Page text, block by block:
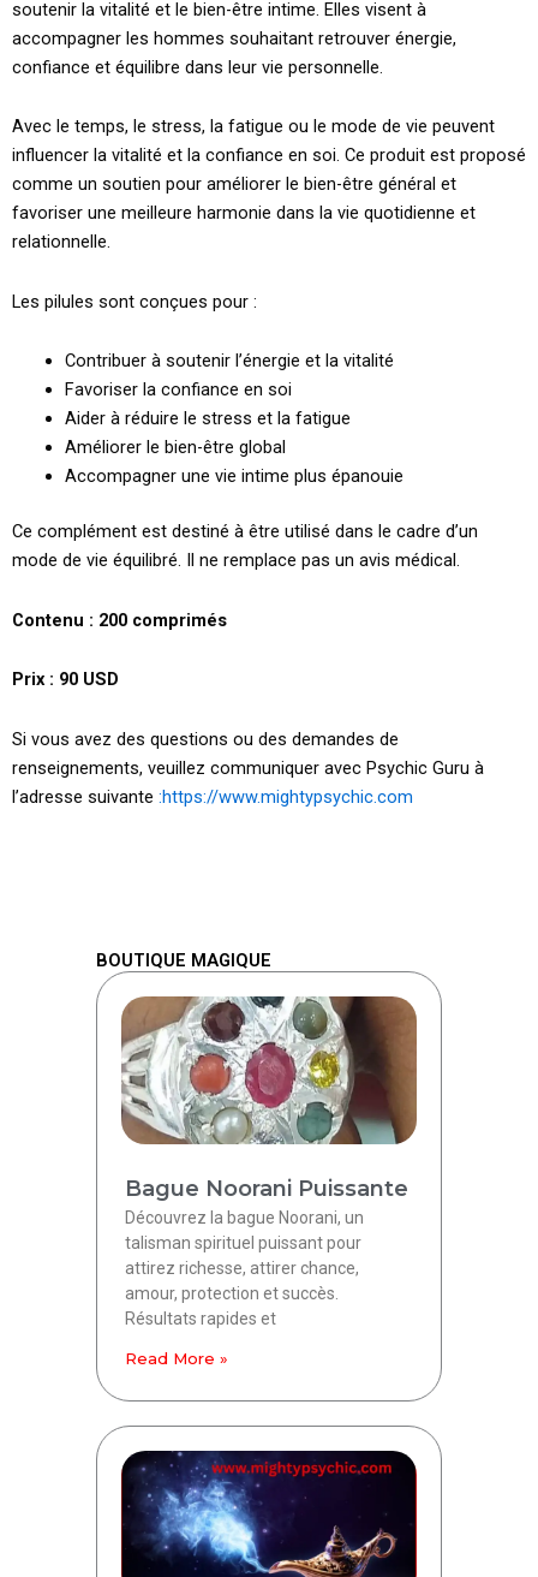
soutenir la vitalité et le bien-être intime. Elles visent à
accompagner les hommes souhaitant retrouver énergie,
confiance et équilibre dans leur vie personnelle.
Avec le temps, le stress, la fatigue ou le mode de vie peuvent
influencer la vitalité et la confiance en soi. Ce produit est proposé
comme un soutien pour améliorer le bien-être général et
favoriser une meilleure harmonie dans la vie quotidienne et
relationnelle.
Les pilules sont conçues pour :
Contribuer à soutenir l’énergie et la vitalité
Favoriser la confiance en soi
Aider à réduire le stress et la fatigue
Améliorer le bien-être global
Accompagner une vie intime plus épanouie
Ce complément est destiné à être utilisé dans le cadre d’un
mode de vie équilibré. Il ne remplace pas un avis médical.
Contenu : 200 comprimés
Prix : 90 USD
Si vous avez des questions ou des demandes de
renseignements, veuillez communiquer avec Psychic Guru à
l’adresse suivante :https://www.mightypsychic.com
BOUTIQUE MAGIQUE
Bague Noorani Puissante
Découvrez la bague Noorani, un
talisman spirituel puissant pour
attirez richesse, attirer chance,
amour, protection et succès.
Résultats rapides et
Read More »